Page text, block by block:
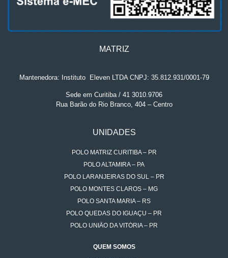
MATRIZ
Mantenedora: Instituto. Eleven LTDA CNPJ: 35.812.931/0001-79
Sede em Curitiba / 41 3010.9706
Rua Barão do Rio Branco, 404 – Centro
UNIDADES
POLO MATRIZ CURITIBA – PR
POLO ALTAMIRA – PA
POLO LARANJEIRAS DO SUL – PR
POLO MONTES CLAROS – MG
POLO SANTA MARIA – RS
POLO QUEDAS DO IGUAÇU – PR
POLO UNIÃO DA VITÓRIA – PR
QUEM SOMOS